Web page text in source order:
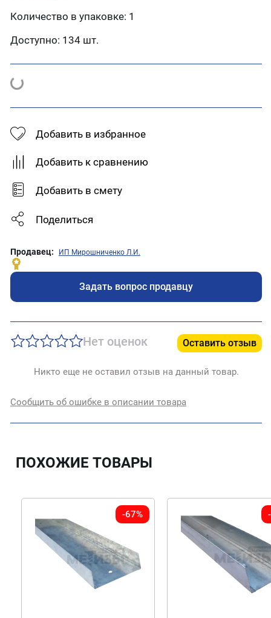
Количество в упаковке: 1
Доступно: 134 шт.
Добавить в избранное
Добавить к сравнению
Добавить в смету
Поделиться
Продавец: ИП Мирошниченко Л.И.
Задать вопрос продавцу
Нет оценок Оставить отзыв
Никто еще не оставил отзыв на данный товар.
Сообщить об ошибке в описании товара
ПОХОЖИЕ ТОВАРЫ
-67%